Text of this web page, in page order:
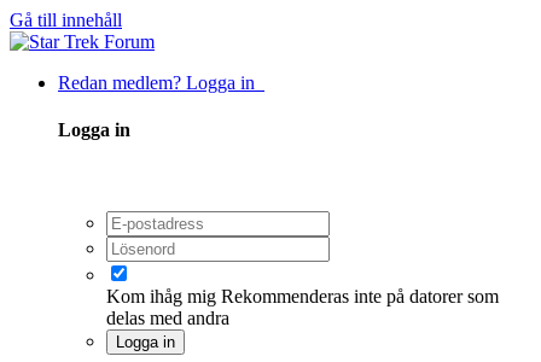
Gå till innehåll
Redan medlem? Logga in
Logga in
Kom ihåg mig Rekommenderas inte på datorer som
delas med andra
Logga in